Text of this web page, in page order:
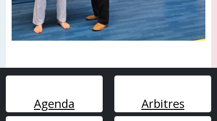
Agenda Arbitres